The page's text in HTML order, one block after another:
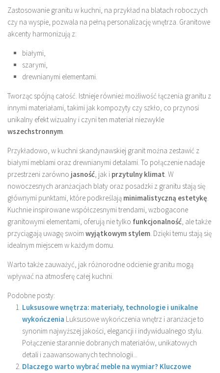
Zastosowanie granitu w kuchni, na przykład na blatach roboczych
czy na wyspie, pozwala na pełną personalizację wnętrza. Granitowe
akcenty harmonizują z:
białymi,
szarymi,
drewnianymi elementami.
Tworząc spójną całość. Istnieje również możliwość łączenia granitu z
innymi materiałami, takimi jak kompozyty czy szkło, co przynosi
unikalny efekt wizualny i czyni ten materiał niezwykle
wszechstronnym.
Przykładowo, w kuchni skandynawskiej granit można zestawić z
białymi meblami oraz drewnianymi detalami. To połączenie nadaje
przestrzeni zarówno jasność, jak i przytulny klimat. W
nowoczesnych aranżacjach blaty oraz posadzki z granitu stają się
głównymi punktami, które podkreślają minimalistyczną estetykę.
Kuchnie inspirowane współczesnymi trendami, wzbogacone
granitowymi elementami, oferują nie tylko funkcjonalność, ale także
przyciągają uwagę swoim wyjątkowym stylem. Dzięki temu stają się
idealnym miejscem w każdym domu.
Warto także zauważyć, jak różnorodne odcienie granitu mogą
wpływać na atmosferę całej kuchni.
Podobne posty:
Luksusowe wnętrza: materiały, technologie i unikalne
wykończenia Luksusowe wykończenia wnętrz i aranżacje to
synonim najwyższej jakości, elegancji i indywidualnego stylu.
Połączenie starannie dobranych materiałów, unikatowych
detali i zaawansowanych technologii...
Dlaczego warto wybrać meble na wymiar? Kluczowe